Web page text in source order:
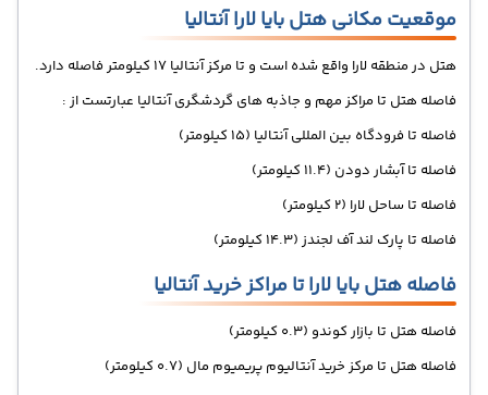
موقعیت مکانی هتل بایا لارا آنتالیا
هتل در منطقه لارا واقع شده است و تا مرکز آنتالیا 17 کیلومتر فاصله دارد.
فاصله هتل تا مراکز مهم و جاذبه های گردشگری آنتالیا عبارتست از :
فاصله تا فرودگاه بین المللی آنتالیا (15 کیلومتر)
فاصله تا آبشار دودن (11.4 کیلومتر)
فاصله تا ساحل لارا (2 کیلومتر)
فاصله تا پارک لند آف لجندز (14.3 کیلومتر)
فاصله هتل بایا لارا تا مراکز خرید آنتالیا
فاصله هتل تا بازار کوندو (0.3 کیلومتر)
فاصله هتل تا مرکز خرید آنتالیوم پریمیوم مال (0.7 کیلومتر)